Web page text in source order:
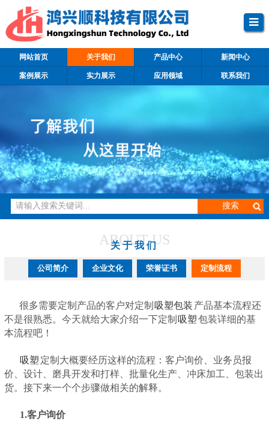
网站首页 关于我们 产品中心 新闻中心
案例展示 实力展示 应用领域 联系我们
ABOUT US
关于我们
公司简介 企业文化 荣誉证书 定制流程
很多需要定制产品的客户对定制 吸塑包装 产品基本流程还
不是很熟悉。今天就给大家介绍一下定制 吸塑包装详细的基
本流程吧！
吸塑 定制大概要经历这样的流程：客户询价、业务员报
价、设计、磨具开发和打样、批量化生产、冲床加工、包装出
货。接下来一个个步骤做相关的解释。
1.客户询价